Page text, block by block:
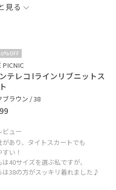
きます♡
感を
♪
好きです！
い致します！
私物です。
の商品の色味と異なる場合
近い色味は商品ページをご
見る
PICNIC
テレコ Iラインリブニットス
ブラウン / 38
ビュー
があり、タイトスカートでも
い！
は40サイズを選ぶ私ですが、
は38の方がスッキリ着れました♪